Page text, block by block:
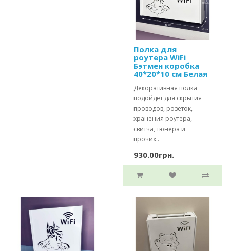
Полка для
роутера WiFi
Бэтмен коробка
40*20*10 см Белая
Декоративная полка
подойдет для скрытия
проводов, розеток,
хранения роутера,
свитча, тюнера и
прочих..
930.00грн.